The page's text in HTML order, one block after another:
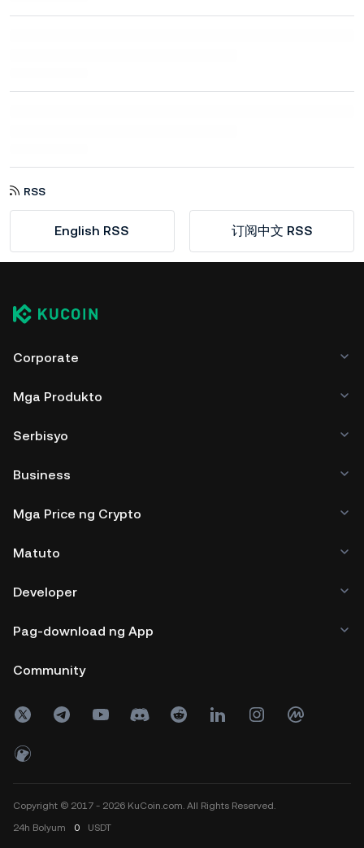
RSS
English RSS 订阅中文 RSS
Corporate
Mga Produkto
Serbisyo
Business
Mga Price ng Crypto
Matuto
Developer
Pag-download ng App
Community
Copyright © 2017 - 2026 KuCoin.com. All Rights Reserved.
24h Bolyum 0 USDT